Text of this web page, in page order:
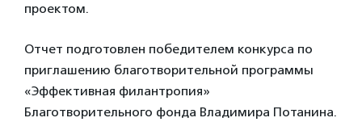
проектом.
Отчет подготовлен победителем конкурса по
приглашению благотворительной программы
«Эффективная филантропия»
Благотворительного фонда Владимира Потанина.